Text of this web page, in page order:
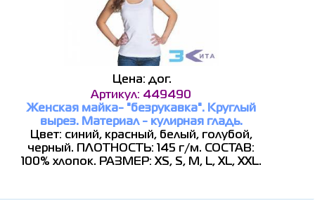
Цена: дог.
Артикул: 449490
Женская майка- "безрукавка". Круглый
вырез. Материал - кулирная гладь.
Цвет: синий, красный, белый, голубой,
черный. ПЛОТНОСТЬ: 145 г/м. СОСТАВ:
100% хлопок. РАЗМЕР: XS, S, M, L, XL, XXL.